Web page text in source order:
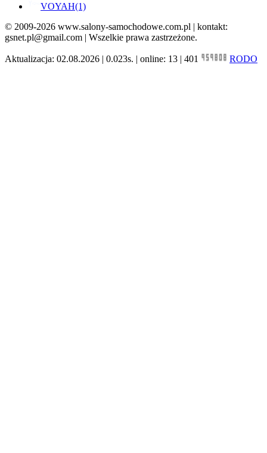
VOYAH(1)
© 2009-2026 www.salony-samochodowe.com.pl | kontakt:
gsnet.pl@gmail.com | Wszelkie prawa zastrzeżone.
Aktualizacja: 02.08.2026 | 0.023s. | online: 13 | 401 RODO